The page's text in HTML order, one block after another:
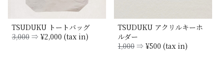
TSUDUKU トートバッグ
3,000 ⇒ ¥2,000 (tax in)
TSUDUKU アクリルキーホ
ルダー
1,000 ⇒ ¥500 (tax in)